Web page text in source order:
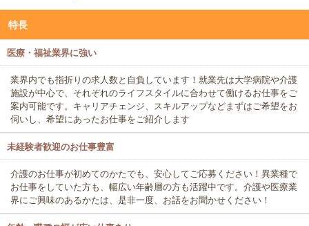
特長
医療・福祉業界に強い
業界内でも指折りの求人数と自負しています！就業先は大学病院や介護
施設が中心で、それぞれのライフスタイルに合わせて働けるお仕事をご
案内可能です。キャリアチェンジ、スキルアップなどまずはご希望をお
伺いし、希望にあったお仕事をご紹介します
未経験者歓迎のお仕事豊富
介護のお仕事が初めてのかたでも、安心してご応募ください！異業種で
お仕事をしていた方も、幅広い年齢層の方も活躍中です。介護や医療業
界にご興味のあるかたは、是非一度、お話をお聞かせください！